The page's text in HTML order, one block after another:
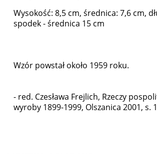
Wysokość: 8,5 cm, średnica: 7,6 cm,
spodek - średnica 15 cm
Wzór powstał około 1959 roku.
- red. Czesława Frejlich, Rzeczy
wyroby 1899-1999, Olszanica 2001, s.